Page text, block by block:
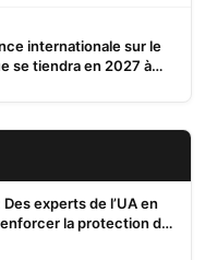
internationale sur le
se tiendra en 2027 à
experts de l’UA en
la protection des